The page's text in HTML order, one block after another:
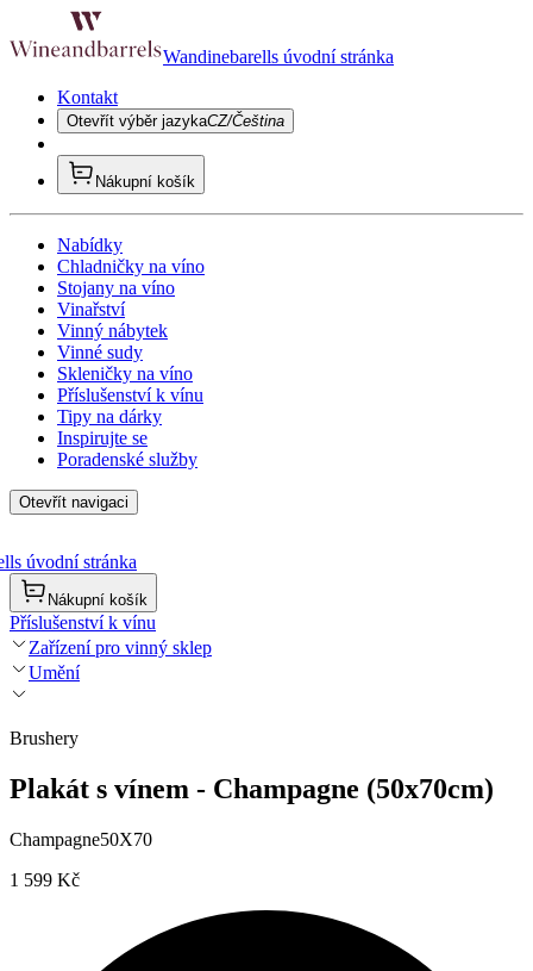
Wandinebarells úvodní stránka
Kontakt
Otevřít výběr jazykaCZ/Čeština
Nákupní košík
Nabídky
Chladničky na víno
Stojany na víno
Vinařství
Vinný nábytek
Vinné sudy
Skleničky na víno
Příslušenství k vínu
Tipy na dárky
Inspirujte se
Poradenské služby
Otevřít navigaci
úvodní stránka
Nákupní košík
Příslušenství k vínu
Zařízení pro vinný sklep
Umění
Brushery
Plakát s vínem - Champagne (50x70cm)
Champagne50X70
1 599 Kč